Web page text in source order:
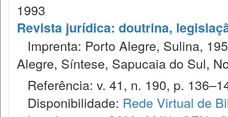
1993
Revista jurídica: doutrina,
Imprenta: Porto Alegre, Sulina,
Alegre, Síntese, Sapucaia do Sul,
Referência: v. 41, n. 190, p.
Disponibilidade: Rede Virtual de